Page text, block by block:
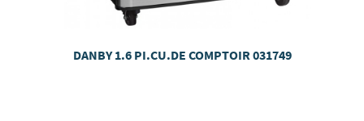
DANBY 1.6 PI.CU.DE COMPTOIR 031749